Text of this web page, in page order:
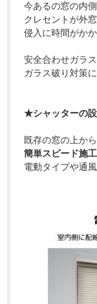
今あるの窓の内
クレセントが外
侵入に時間がか
安全合わせガラス
ガラス破り対策
★シャッターの
既存の窓の上か
簡単スピード施工
電動タイプや通